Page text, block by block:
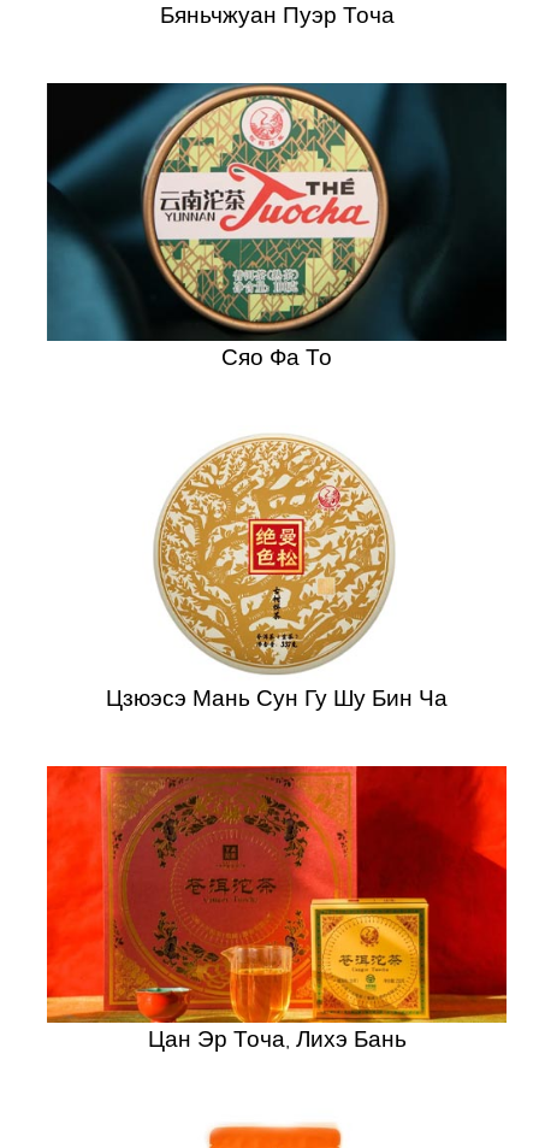
Бяньчжуан Пуэр Точа
Сяо Фа То
Цзюэсэ Мань Сун Гу Шу Бин Ча
Цан Эр Точа, Лихэ Бань